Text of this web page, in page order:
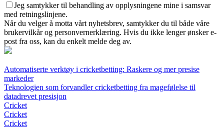
Jeg samtykker til behandling av opplysningene mine i samsvar
med retningslinjene.
Når du velger å motta vårt nyhetsbrev, samtykker du til både våre
brukervilkår og personvernerklæring. Hvis du ikke lenger ønsker e-
post fra oss, kan du enkelt melde deg av.
Automatiserte verktøy i cricketbetting: Raskere og mer presise
markeder
Teknologien som forvandler cricketbetting fra magefølelse til
datadrevet presisjon
Cricket
Cricket
Cricket